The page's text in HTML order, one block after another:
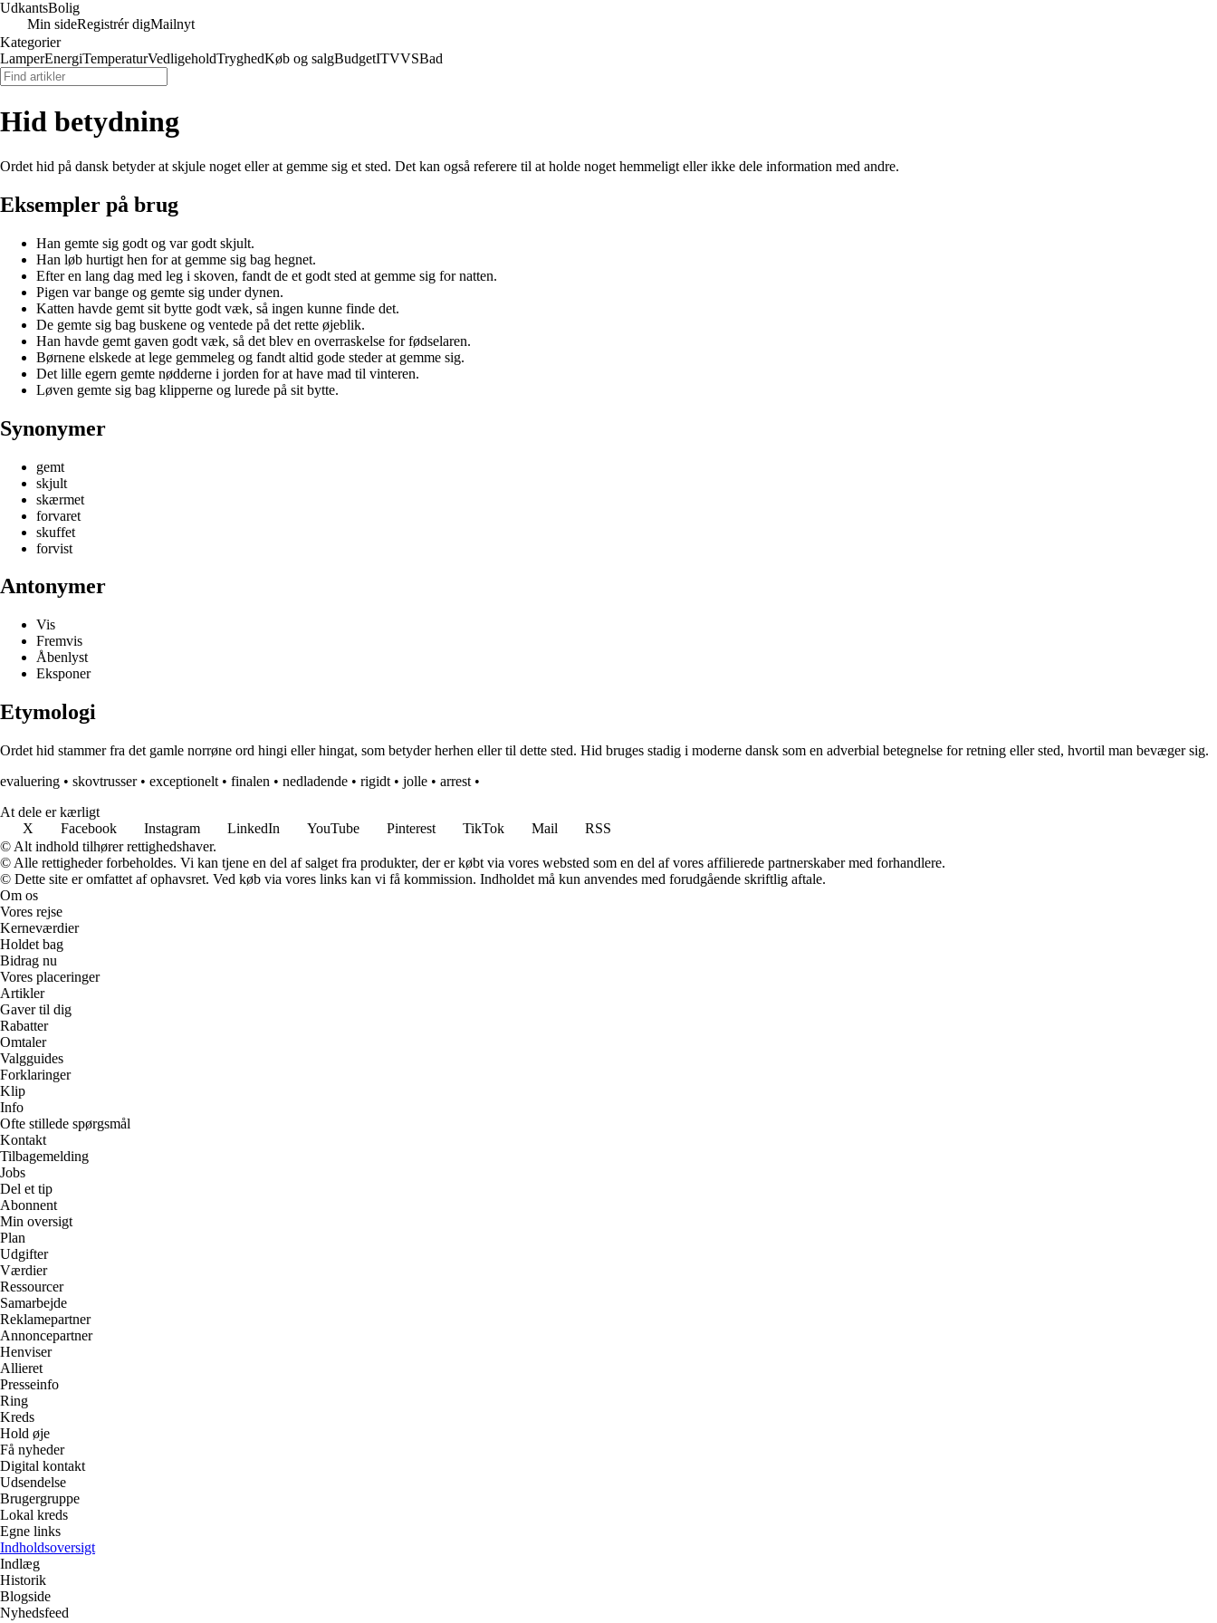
UdkantsBolig
Min sideRegistrér digMailnyt
Kategorier
LamperEnergiTemperaturVedligeholdTryghedKøb og salgBudgetITVVSBad
Hid betydning
Ordet hid på dansk betyder at skjule noget eller at gemme sig et sted. Det kan også referere til at holde noget hemmeligt eller ikke dele information med andre.
Eksempler på brug
Han gemte sig godt og var godt skjult.
Han løb hurtigt hen for at gemme sig bag hegnet.
Efter en lang dag med leg i skoven, fandt de et godt sted at gemme sig for natten.
Pigen var bange og gemte sig under dynen.
Katten havde gemt sit bytte godt væk, så ingen kunne finde det.
De gemte sig bag buskene og ventede på det rette øjeblik.
Han havde gemt gaven godt væk, så det blev en overraskelse for fødselaren.
Børnene elskede at lege gemmeleg og fandt altid gode steder at gemme sig.
Det lille egern gemte nødderne i jorden for at have mad til vinteren.
Løven gemte sig bag klipperne og lurede på sit bytte.
Synonymer
gemt
skjult
skærmet
forvaret
skuffet
forvist
Antonymer
Vis
Fremvis
Åbenlyst
Eksponer
Etymologi
Ordet hid stammer fra det gamle norrøne ord hingi eller hingat, som betyder herhen eller til dette sted. Hid bruges stadig i moderne dansk som en adverbial betegnelse for retning eller sted, hvortil man bevæger sig.
evaluering • skovtrusser• exceptionelt • finalen • nedladende • rigidt • jolle • arrest •
At dele er kærligt
X
Facebook Instagram LinkedIn YouTube Pinterest TikTok Mail
RSS
© Alt indhold tilhører rettighedshaver.
© Alle rettigheder forbeholdes. Vi kan tjene en del af salget fra produkter, der er købt via vores websted som en del af vores affilierede partnerskaber med forhandlere.
© Dette site er omfattet af ophavsret. Ved køb via vores links kan vi få kommission. Indholdet må kun anvendes med forudgående skriftlig aftale.
Om os
Vores rejse
Kerneværdier
Holdet bag
Bidrag nu
Vores placeringer
Artikler
Gaver til dig
Rabatter
Omtaler
Valgguides
Forklaringer
Klip
Info
Ofte stillede spørgsmål
Kontakt
Tilbagemelding
Jobs
Del et tip
Abonnent
Min oversigt
Plan
Udgifter
Værdier
Ressourcer
Samarbejde
Reklamepartner
Annoncepartner
Henviser
Allieret
Presseinfo
Ring
Kreds
Hold øje
Få nyheder
Digital kontakt
Udsendelse
Brugergruppe
Lokal kreds
Egne links
Indholdsoversigt
Indlæg
Historik
Blogside
Nyhedsfeed